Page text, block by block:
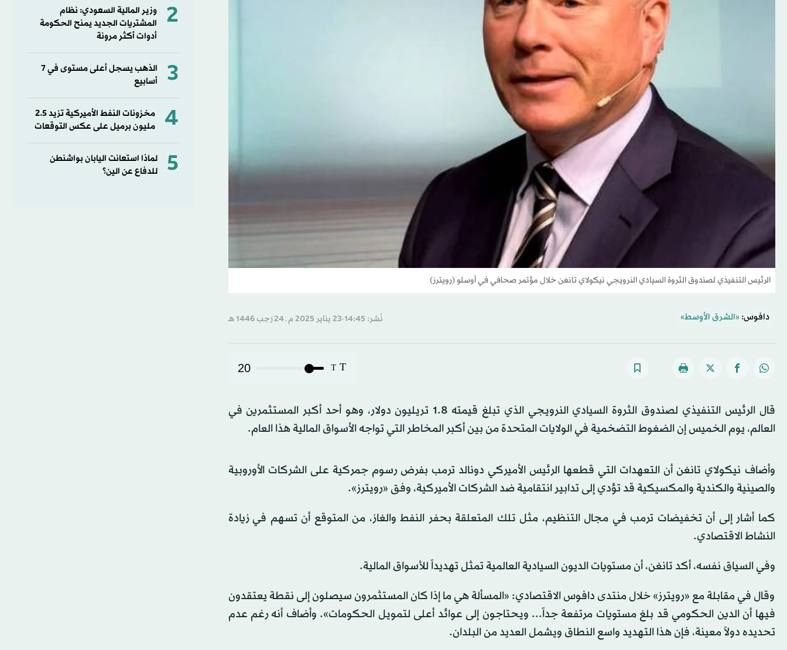
الرئيس التنفيذي لصندوق الثروة السيادي النرويجي نيكولاي تانغن خلال مؤتمر صحافي في أوسلو (رويترز)
دافوس: «الشرق الأوسط» نُشر: 14:45-23 يناير 2025 م ـ 24 رَجب 1446 هـ
T
T
20
قال الرئيس التنفيذي لصندوق الثروة السيادي النرويجي الذي تبلغ قيمته 1.8 تريليون دولار، وهو أحد أكبر المستثمرين في
العالم، يوم الخميس إن الضغوط التضخمية في الولايات المتحدة من بين أكبر المخاطر التي تواجه الأسواق المالية هذا العام.
وأضاف نيكولاي تانغن أن التعهدات التي قطعها الرئيس الأميركي دونالد ترمب بفرض رسوم جمركية على الشركات الأوروبية
والصينية والكندية والمكسيكية قد تؤدي إلى تدابير انتقامية ضد الشركات الأميركية، وفق «رويترز».
كما أشار إلى أن تخفيضات ترمب في مجال التنظيم، مثل تلك المتعلقة بحفر النفط والغاز، من المتوقع أن تسهم في زيادة
النشاط الاقتصادي.
وفي السياق نفسه، أكد تانغن، أن مستويات الديون السيادية العالمية تمثل تهديداً للأسواق المالية.
وقال في مقابلة مع «رويترز» خلال منتدى دافوس الاقتصادي: «المسألة هي ما إذا كان المستثمرون سيصلون إلى نقطة يعتقدون
فيها أن الدين الحكومي قد بلغ مستويات مرتفعة جداً... ويحتاجون إلى عوائد أعلى لتمويل الحكومات». وأضاف أنه رغم عدم
تحديده دولاً معينة، فإن هذا التهديد واسع النطاق ويشمل العديد من البلدان.
2
وزير المالية السعودي: نظام
المشتريات الجديد يمنح الحكومة
أدوات أكثر مرونة
3
الذهب يسجل أعلى مستوى في 7
أسابيع
4
مخزونات النفط الأميركية تزيد 2.5
مليون برميل على عكس التوقعات
5
لماذا استعانت اليابان بواشنطن
للدفاع عن الين؟